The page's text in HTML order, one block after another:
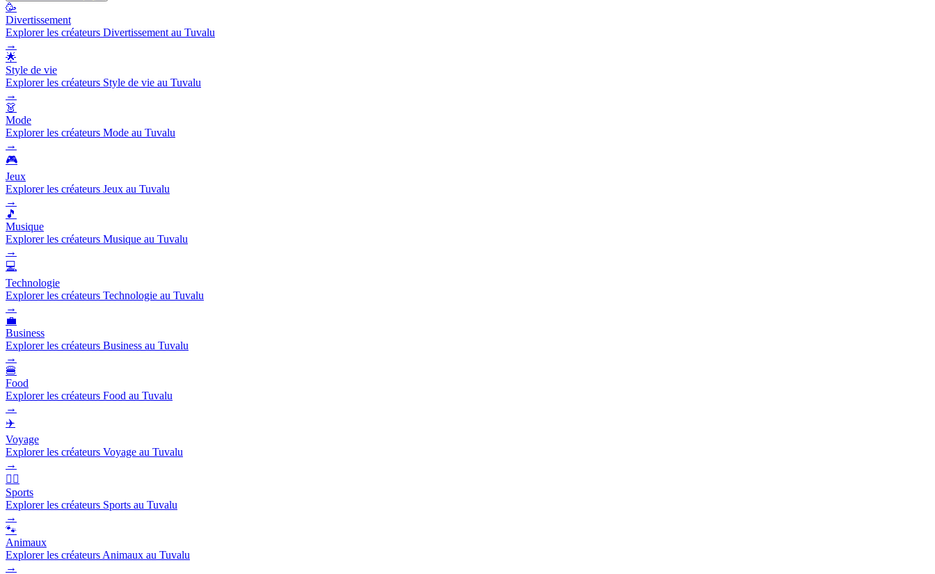
🥳
Divertissement
Explorer les créateurs Divertissement au Tuvalu
→
🌟
Style de vie
Explorer les créateurs Style de vie au Tuvalu
→
👗
Mode
Explorer les créateurs Mode au Tuvalu
→
🎮
Jeux
Explorer les créateurs Jeux au Tuvalu
→
🎵
Musique
Explorer les créateurs Musique au Tuvalu
→
💻
Technologie
Explorer les créateurs Technologie au Tuvalu
→
💼
Business
Explorer les créateurs Business au Tuvalu
→
🍔
Food
Explorer les créateurs Food au Tuvalu
→
✈️
Voyage
Explorer les créateurs Voyage au Tuvalu
→
🏃‍♂️
Sports
Explorer les créateurs Sports au Tuvalu
→
🐾
Animaux
Explorer les créateurs Animaux au Tuvalu
→